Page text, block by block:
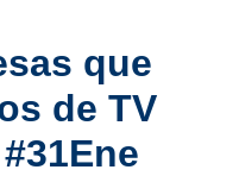
que
de TV